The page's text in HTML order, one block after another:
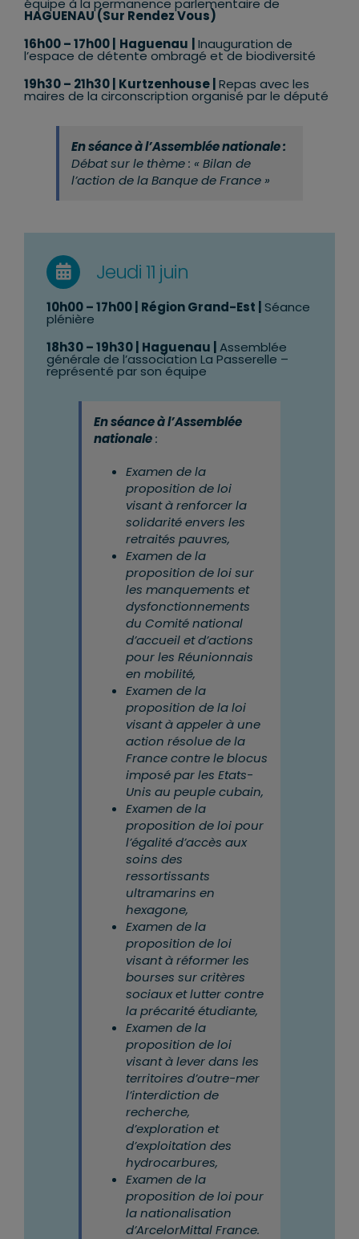
équipe à la permanence parlementaire de
HAGUENAU (Sur Rendez Vous)
16h00 – 17h00 |
Haguenau Inauguration de
l’espace de détente ombragé et de biodiversité
19h30 – 21h30 | Kurtzenhouse | Repas avec les
maires de la circonscription organisé par le député
En séance à l’Assemblée nationale :
Débat sur le thème : « Bilan de
l’action de la Banque de France »
Jeudi 11 juin
10h00 – 17h00 | Région Grand-Est | Séance
plénière
18h30 – 19h30 | Haguenau | Assemblée
générale de l’association La Passerelle –
représenté par son équipe
En séance à l’Assemblée
nationale:
Examen de la
proposition de loi
visant à renforcer la
solidarité envers les
retraités pauvres,
Examen de la
proposition de loi sur
les manquements et
dysfonctionnements
du Comité national
d’accueil et d’actions
pour les Réunionnais
en mobilité,
Examen de la
proposition de la loi
visant à appeler à une
action résolue de la
France contre le blocus
imposé par les Etats-
Unis au peuple cubain,
Examen de la
proposition de loi pour
l’égalité d’accès aux
soins des
ressortissants
ultramarins en
hexagone,
Examen de la
proposition de loi
visant à réformer les
bourses sur critères
sociaux et lutter contre
la précarité étudiante,
Examen de la
proposition de loi
visant à lever dans les
territoires d’outre-mer
l’interdiction de
recherche,
d’exploration et
d’exploitation des
hydrocarbures,
Examen de la
proposition de loi pour
la nationalisation
d’ArcelorMittal France.